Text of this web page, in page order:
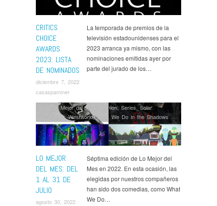
CRITICS
CHOICE
AWARDS
2023: LISTA
DE NOMINADOS
diciembre 7, 2022
casaspammer
Rings of Power
Noticias,Only Murders in the Building
Ozark,Pachinko,Pam and Tommy,Premios,Series,
Crown, The First Lady ,The Girl from Plainville,The
Good Fight
The White Lotus,This Is Us,What We Do
in the Shadows
¡García!
La temporada de premios de la
televisión estadounidenses para el
2023 arranca ya mismo, con las
nominaciones emitidas ayer por
parte del jurado de los…
LO MEJOR
DEL MES: DEL
1 AL 31 DE
JULIO
agosto 30, 2022
Lo Mejor del Mes Opinión,Series,Solar
Opposites,Westworld,What We Do in the Shadows
Séptima edición de Lo Mejor del
Mes en 2022. En esta ocasión, las
elegidas por nuestros compañeros
han sido dos comedias, como What
We Do…